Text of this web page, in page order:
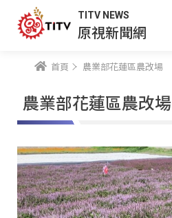
TITV NEWS
原視新聞網
首頁 農業部花蓮區農改場
農業部花蓮區農改場